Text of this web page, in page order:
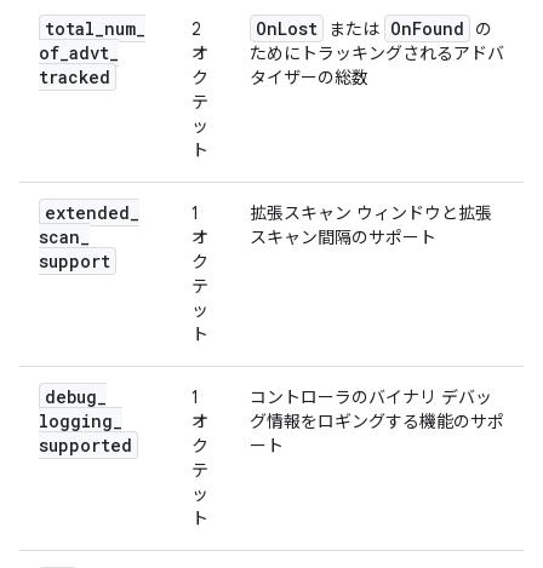
total_num_
of_advt_
tracked
2
オ
ク
テ
ッ
ト
OnLost または OnFound
の
ためにトラッキングされるアドバ
タイザーの総数
extended_
scan_
support
1
オ
ク
テ
ッ
ト
拡張スキャン ウィンドウと拡張
スキャン間隔のサポート
debug_
logging_
supported
1
オ
ク
テ
ッ
ト
コントローラのバイナリ デバッ
グ情報をロギングする機能のサポ
ート